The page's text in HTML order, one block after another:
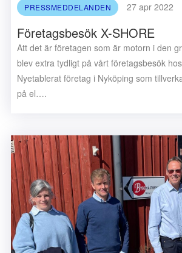
PRESSMEDDELANDEN 27 apr 2022
Företagsbesök X-SHORE
Att det är företagen som är motorn i den
blev extra tydligt på vårt företagsbesök
Nyetablerat företag i Nyköping som
på el….